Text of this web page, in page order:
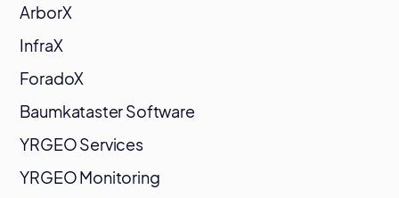
ArborX
InfraX
ForadoX
Baumkataster Software
YRGEO Services
YRGEO Monitoring